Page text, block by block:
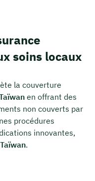
soins locaux
la couverture
en offrant des
non couverts par
procédures
innovantes,
.